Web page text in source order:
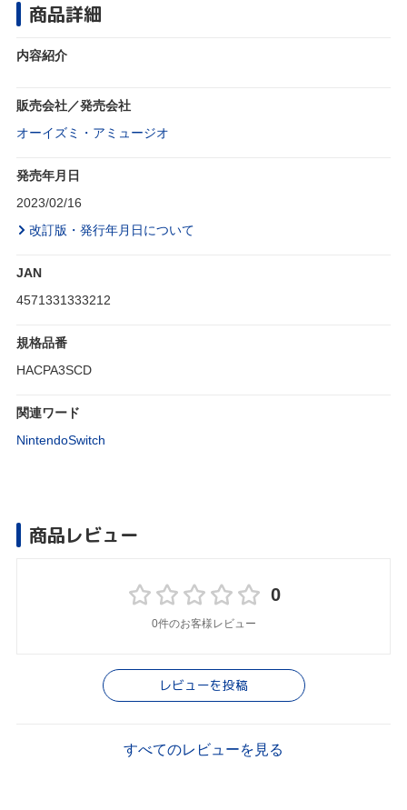
商品詳細
内容紹介
販売会社／発売会社
オーイズミ・アミュージオ
発売年月日
2023/02/16
改訂版・発行年月日について
JAN
4571331333212
規格品番
HACPA3SCD
関連ワード
NintendoSwitch
商品レビュー
0
0件のお客様レビュー
レビューを投稿
すべてのレビューを見る